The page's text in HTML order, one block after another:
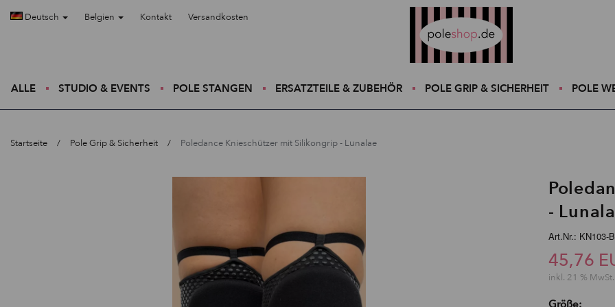
Deutsch Belgien Kontakt Versandkosten
ALLE STUDIO & EVENTS POLE STANGEN ERSATZTEILE & ZUBEHÖR POLE GRIP & SICHERHEIT POLE
Startseite Pole Grip & Sicherheit Poledance Knieschützer mit Silikongrip - Lunalae
-
Art.Nr.: KN103-
45,76
inkl. 21 %
Größe: